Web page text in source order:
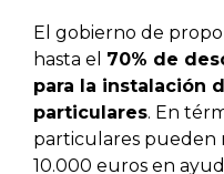
El gobierno de
hasta el 70% de
para la instalación
particulares. En
particulares pueden
10.000 euros en